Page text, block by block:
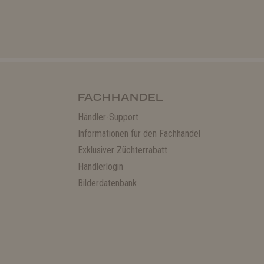
FACHHANDEL
Händler-Support
Informationen für den Fachhandel
Exklusiver Züchterrabatt
Händlerlogin
Bilderdatenbank